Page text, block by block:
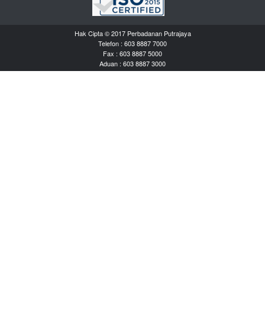
Hak Cipta © 2017 Perbadanan Putrajaya
Telefon : 603 8887 7000
Fax : 603 8887 5000
Aduan : 603 8887 3000